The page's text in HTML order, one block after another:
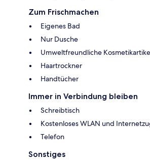
Zum Frischmachen
Eigenes Bad
Nur Dusche
Umweltfreundliche
Haartrockner
Handtücher
Immer in Verbindung bleiben
Schreibtisch
Kostenloses WLAN und
Telefon
Sonstiges